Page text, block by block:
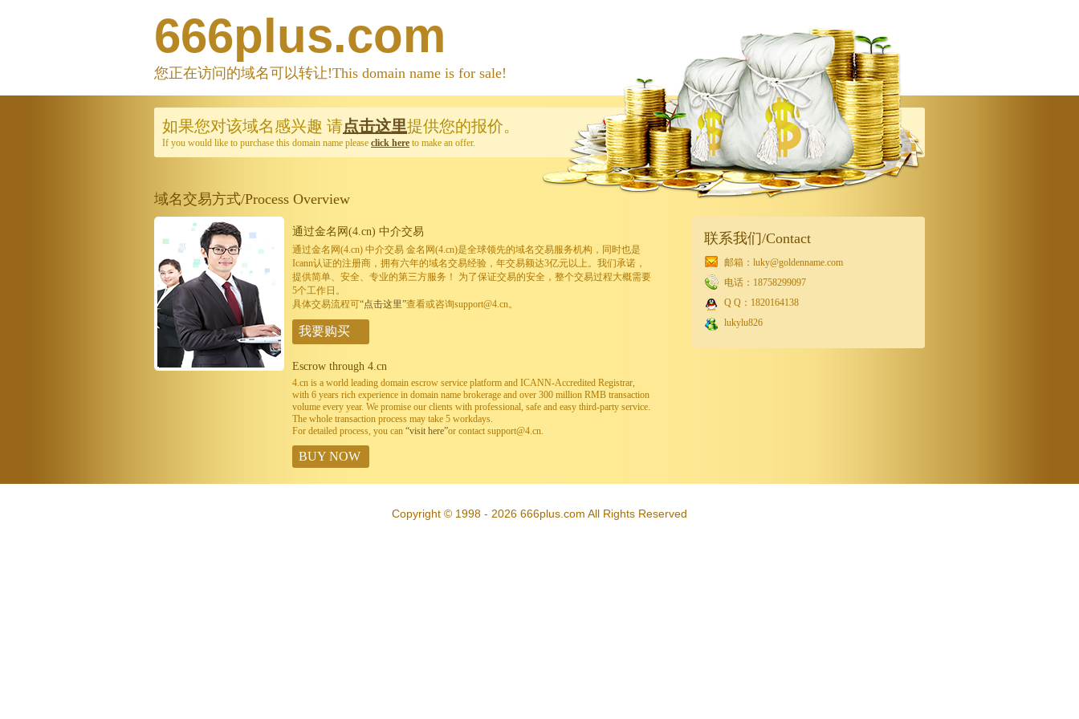
666plus.com
您正在访问的域名可以转让!This domain name is for sale!
如果您对该域名感兴趣 请点击这里提供您的报价。
If you would like to purchase this domain name please click here to make an offer.
域名交易方式/Process Overview
通过金名网(4.cn) 中介交易
通过金名网(4.cn) 中介交易 金名网(4.cn)是全球领先的域名交易服务机构，同时也是
Icann认证的注册商，拥有六年的域名交易经验，年交易额达3亿元以上。我们承诺，
提供简单、安全、专业的第三方服务！ 为了保证交易的安全，整个交易过程大概需要
5个工作日。
具体交易流程可“点击这里”查看或咨询support@4.cn。
我要购买
Escrow through 4.cn
4.cn is a world leading domain escrow service platform and ICANN-Accredited Registrar,
with 6 years rich experience in domain name brokerage and over 300 million RMB transaction
volume every year. We promise our clients with professional, safe and easy third-party service.
The whole transaction process may take 5 workdays.
For detailed process, you can “visit here”or contact support@4.cn.
BUY NOW
联系我们/Contact
邮箱：luky@goldenname.com
电话：18758299097
Q Q：1820164138
lukylu826
Copyright © 1998 - 2026 666plus.com All Rights Reserved